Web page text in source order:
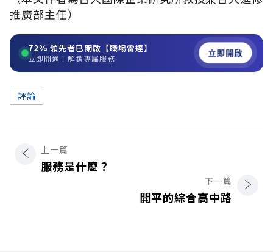
推廣部主任）
72% 領先者已開啟【職場雷達】
立即開通！解鎖專屬服務 立即開啟
評論
上一篇
服務是什麼？
下一篇
開平的綜合高中路